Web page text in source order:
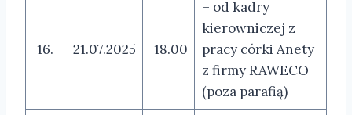
16. 21.07.2025 18.00
– od kadry
kierowniczej z
pracy córki Anety
z firmy RAWECO
(poza parafią)